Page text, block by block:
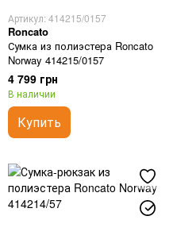
Артикул: 414215/0157
Roncato
Сумка из полиэстера Roncato
Norway 414215/0157
4 799 грн
В наличии
Купить